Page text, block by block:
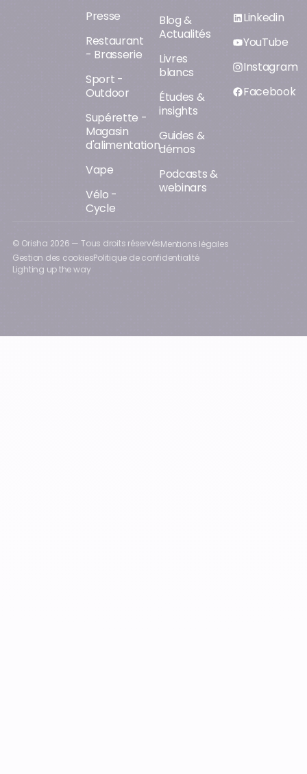
Presse
Restaurant
- Brasserie
Sport -
Outdoor
Supérette -
Magasin
d'alimentation
Vape
Vélo -
Cycle
Blog &
Actualités
Livres
blancs
Études &
insights
Guides &
démos
Podcasts &
webinars
Linkedin
YouTube
Instagram
Facebook
© Orisha 2026 — Tous droits réservésMentions légales
Gestion des cookiesPolitique de confidentialité
Lighting up the way